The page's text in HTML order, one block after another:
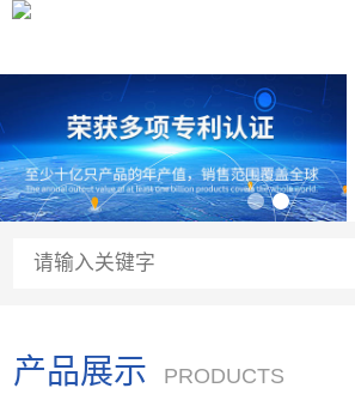
产品展示 PRODUCTS